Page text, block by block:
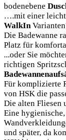
bodenebene
….mit einer
WalkIn
Die Badewanne
Platz für
...oder Sie
richtigen
Für komplizierte
von HSK die
Die alten Fliesen
Eine
und später, da